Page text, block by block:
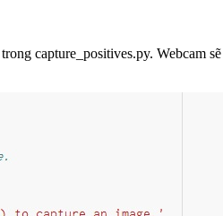
capture_positives.py. Webcam